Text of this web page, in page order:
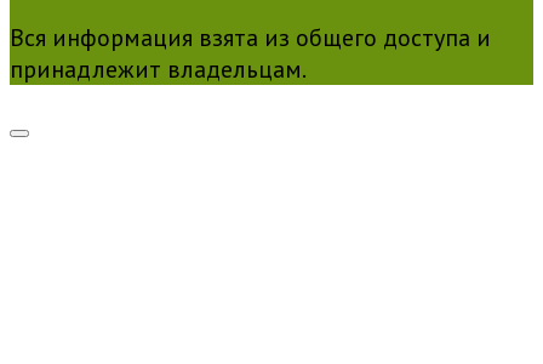
Вся информация взята из общего доступа и
принадлежит владельцам.